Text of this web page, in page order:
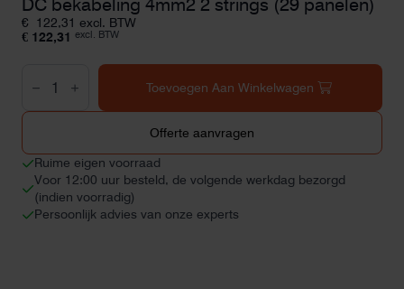
DC bekabeling 4mm2 2 strings (29 panelen)
€ 122,31 excl. BTW
€ 122,31 excl. BTW
bekabeling
4mm2
2
panelen)
aantal
Toevoegen Aan Winkelwagen
Offerte aanvragen
Ruime eigen voorraad
Voor 12:00 uur besteld, de volgende werkdag bezorgd
(indien voorradig)
Persoonlijk advies van onze experts